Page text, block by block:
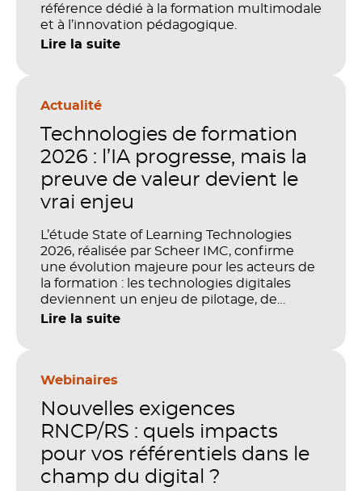
référence dédié à la formation multimodale
et à l’innovation pédagogique.
Lire la suite
Actualité
Technologies de formation
2026 : l’IA progresse, mais la
preuve de valeur devient le
vrai enjeu
L’étude State of Learning Technologies
2026, réalisée par Scheer IMC, confirme
une évolution majeure pour les acteurs de
la formation : les technologies digitales
deviennent un enjeu de pilotage, de
performance et de preuve de valeur. IA,
stratégique. Mais comment démontrer
investissements sur les compétences, la
productivité et la performance des
Lire la suite
Webinaires
Nouvelles exigences
RNCP/RS : quels impacts
pour vos référentiels dans le
champ du digital ?